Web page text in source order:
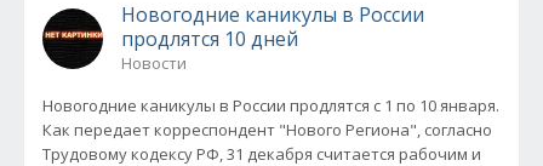
Новогодние каникулы в России
продлятся 10 дней
Новости
Новогодние каникулы в России продлятся с 1 по 10 января.
Как передает корреспондент "Нового Региона", согласно
Трудовому кодексу РФ, 31 декабря считается рабочим и